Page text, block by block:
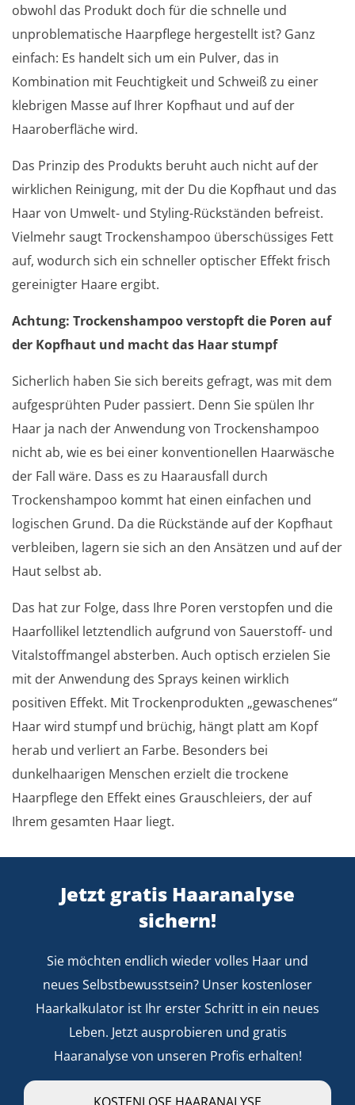
obwohl das Produkt doch für die schnelle und
unproblematische Haarpflege hergestellt ist? Ganz
einfach: Es handelt sich um ein Pulver, das in
Kombination mit Feuchtigkeit und Schweiß zu einer
klebrigen Masse auf Ihrer Kopfhaut und auf der
Haaroberfläche wird.
Das Prinzip des Produkts beruht auch nicht auf der
wirklichen Reinigung, mit der Du die Kopfhaut und das
Haar von Umwelt- und Styling-Rückständen befreist.
Vielmehr saugt Trockenshampoo überschüssiges Fett
auf, wodurch sich ein schneller optischer Effekt frisch
gereinigter Haare ergibt.
Achtung: Trockenshampoo verstopft die Poren auf
der Kopfhaut und macht das Haar stumpf
Sicherlich haben Sie sich bereits gefragt, was mit dem
aufgesprühten Puder passiert. Denn Sie spülen Ihr
Haar ja nach der Anwendung von Trockenshampoo
nicht ab, wie es bei einer konventionellen Haarwäsche
der Fall wäre. Dass es zu Haarausfall durch
Trockenshampoo kommt hat einen einfachen und
logischen Grund. Da die Rückstände auf der Kopfhaut
verbleiben, lagern sie sich an den Ansätzen und auf der
Haut selbst ab.
Das hat zur Folge, dass Ihre Poren verstopfen und die
Haarfollikel letztendlich aufgrund von Sauerstoff- und
Vitalstoffmangel absterben. Auch optisch erzielen Sie
mit der Anwendung des Sprays keinen wirklich
positiven Effekt. Mit Trockenprodukten „gewaschenes“
Haar wird stumpf und brüchig, hängt platt am Kopf
herab und verliert an Farbe. Besonders bei
dunkelhaarigen Menschen erzielt die trockene
Haarpflege den Effekt eines Grauschleiers, der auf
Ihrem gesamten Haar liegt.
Jetzt gratis Haaranalyse
sichern!
Sie möchten endlich wieder volles Haar und
neues Selbstbewusstsein? Unser kostenloser
Haarkalkulator ist Ihr erster Schritt in ein neues
Leben. Jetzt ausprobieren und gratis
Haaranalyse von unseren Profis erhalten!